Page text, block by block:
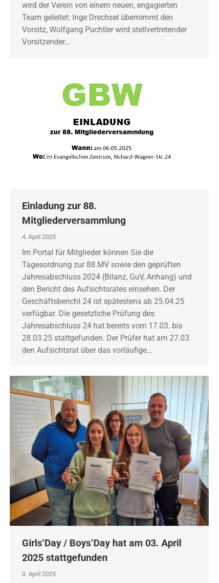
wird der Verein von einem neuen, engagierten
Team geleitet: Inge Drechsel übernimmt den
Vorsitz, Wolfgang Puchtler wird stellvertretender
Vorsitzender…
Einladung zur 88.
Mitgliederversammlung
4. April 2025
Im Portal für Mitglieder können Sie die
Tagesordnung zur 88.MV sowie den geprüften
Jahresabschluss 2024 (Bilanz, GuV, Anhang) und
den Bericht des Aufsichtsrates einsehen. Der
Geschäftsbericht 24 ist spätestens ab 25.04.25
verfügbar. Die gesetzliche Prüfung des
Jahresabschluss 24 hat bereits vom 17.03. bis
28.03.25 stattgefunden. Der Prüfer hat am 27.03.
den Aufsichtsrat über das vorläufige…
Girls‘Day / Boys’Day hat am 03. April
2025 stattgefunden
3. April 2025